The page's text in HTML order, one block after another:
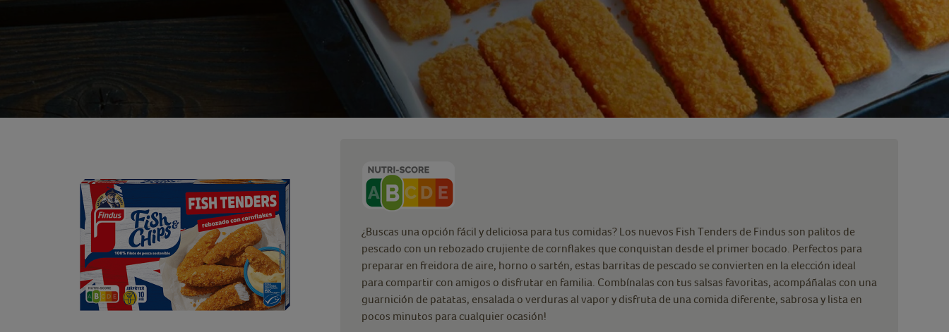
¿Buscas una opción fácil y deliciosa para tus comidas? Los nuevos Fish Tenders de Findus son palitos de
pescado con un rebozado crujiente de cornflakes que conquistan desde el primer bocado. Perfectos para
preparar en freidora de aire, horno o sartén, estas barritas de pescado se convierten en la elección ideal
para compartir con amigos o disfrutar en familia. Combínalas con tus salsas favoritas, acompáñalas con una
guarnición de patatas, ensalada o verduras al vapor y disfruta de una comida diferente, sabrosa y lista en
pocos minutos para cualquier ocasión!